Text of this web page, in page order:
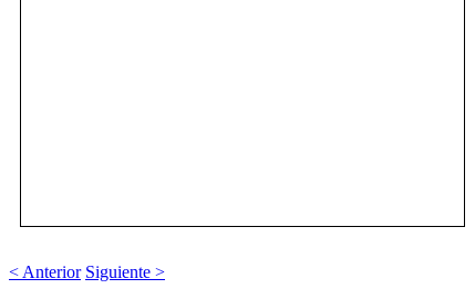
< Anterior Siguiente >